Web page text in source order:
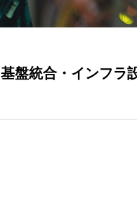
基盤統合・インフラ